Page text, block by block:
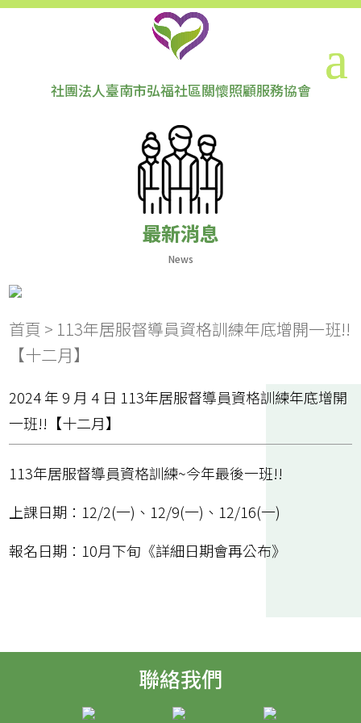
社團法人臺南市弘福社區關懷照顧服務協會
最新消息
News
首頁 > 113年居服督導員資格訓練年底增開一班!!
【十二月】
2024 年 9 月 4 日 113年居服督導員資格訓練年底增開
一班!!【十二月】
113年居服督導員資格訓練~今年最後一班!!
上課日期：12/2(一)、12/9(一)、12/16(一)
報名日期：10月下旬《詳細日期會再公布》
聯絡我們